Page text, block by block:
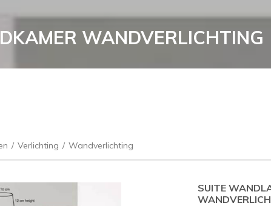
WANDVERLICHTING
/ Verlichting / Wandverlichting
SUITE